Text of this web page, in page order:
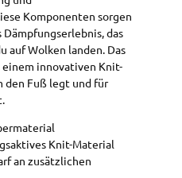
Komponenten sorgen
das
auf Wolken landen. Das
innovativen Knit-
den Fuß legt und für
Knit-Material
an zusätzlichen